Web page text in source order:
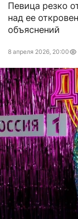
Певица резко
над ее
объяснений
8 апреля 2026, 20:00